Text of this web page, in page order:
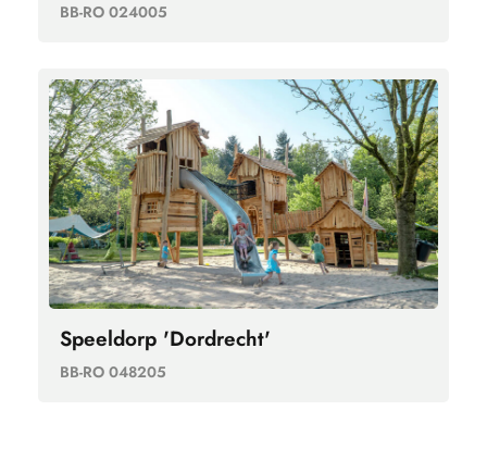
BB-RO 024005
Speeldorp 'Dordrecht'
BB-RO 048205